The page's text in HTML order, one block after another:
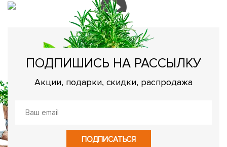
ПОДПИШИСЬ НА РАССЫЛКУ
Акции, подарки, скидки, распродажа
ПОДПИСАТЬСЯ